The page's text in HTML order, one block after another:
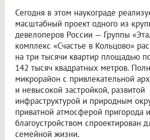
Сегодня в этом наукограде
масштабный проект одного из
девелоперов России — Группы
комплекс «Счастье в Кольцово»
на три тысячи квартир площадью
142 тысяч квадратных метров.
микрорайон с привлекательной
и невысокой застройкой, развитой
инфраструктурой и природным
приватной атмосферой пригорода
благоустройством спроектирован
семейной жизни.